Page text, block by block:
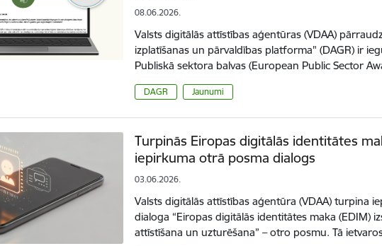
08.06.2026.
Valsts digitālās attīstības aģentūras (VDAA)
izplatīšanas un pārvaldības platforma" (DAGR) ir
Publiskā sektora balvas (European Public Sector
DAGR Jaunumi
Turpinās Eiropas digitālās identitātes
iepirkuma otrā posma dialogs
03.06.2026.
Valsts digitālās attīstības aģentūra (VDAA) turpina
dialoga “Eiropas digitālās identitātes maka (EDIM)
attīstīšana un uzturēšana” – otro posmu. Tā